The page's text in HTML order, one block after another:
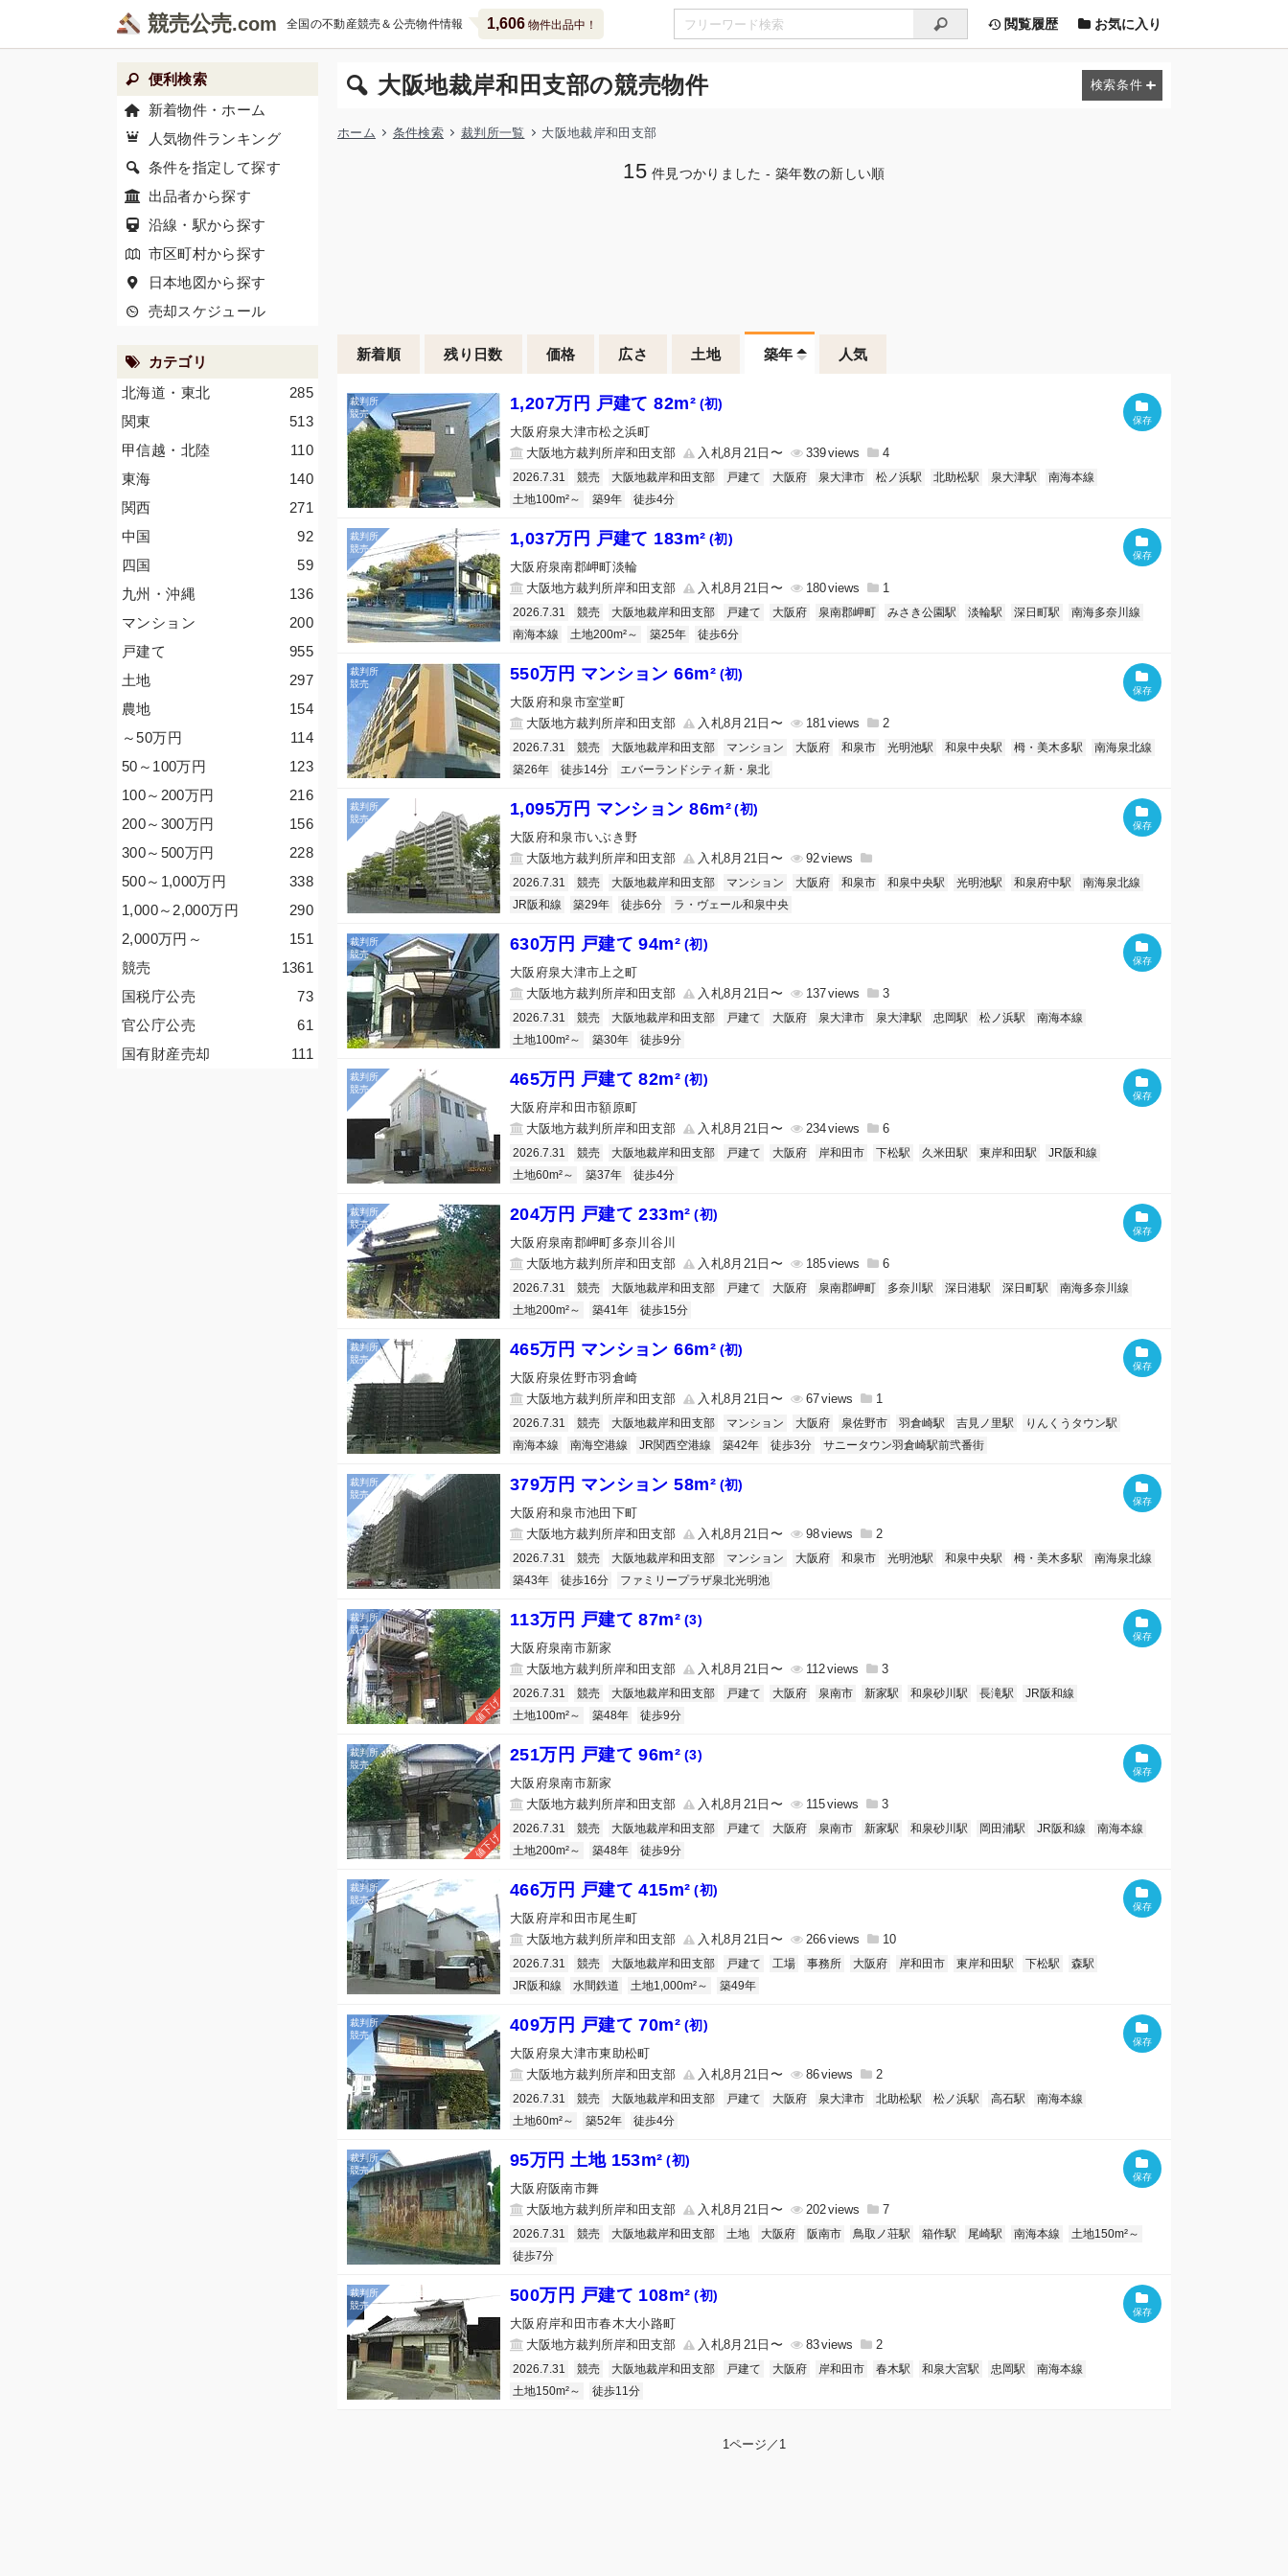
競売公売 全国の不動産競売＆公売物件情報 1,606物件出品中！ 閲覧履歴 お気に入り
大阪地裁岸和田支部の競売物件
ホーム 条件検索 裁判所一覧 大阪地裁岸和田支部
15 件見つかりました - 築年数の新しい順
新着順 残り日数 価格 広さ 土地 築年 人気
1,207万円 戸建て 82m² (初)
大阪府泉大津市松之浜町
大阪地方裁判所岸和田支部
入札8月21日〜 339 4
2026.7.31 競売 大阪地裁岸和田支部 戸建て 大阪府 泉大津市 松ノ浜駅 北助松駅 泉大津駅
南海本線
土地100m²～
築9年 徒歩4分
1,037万円 戸建て 183m² (初)
大阪府泉南郡岬町淡輪
大阪地方裁判所岸和田支部
入札8月21日〜 180 1
2026.7.31 競売 大阪地裁岸和田支部 戸建て 大阪府 泉南郡岬町 みさき公園駅 淡輪駅 深日町駅
南海多奈川線
南海本線
土地200m²～ 築25年 徒歩6分
550万円 マンション 66m² (初)
大阪府和泉市室堂町
大阪地方裁判所岸和田支部
入札8月21日〜 181 2
2026.7.31 競売 大阪地裁岸和田支部 マンション 大阪府 和泉市 光明池駅 和泉中央駅 栂・美木多駅
南海泉北線
築26年
徒歩14分 エバーランドシティ新・泉北
1,095万円 マンション 86m² (初)
大阪府和泉市いぶき野
大阪地方裁判所岸和田支部
入札8月21日〜 92
2026.7.31 競売 大阪地裁岸和田支部 マンション 大阪府 和泉市 和泉中央駅 光明池駅 和泉府中駅
南海泉北線
JR阪和線
築29年 徒歩6分 ラ・ヴェール和泉中央
630万円 戸建て 94m² (初)
大阪府泉大津市上之町
大阪地方裁判所岸和田支部
入札8月21日〜 137 3
2026.7.31 競売 大阪地裁岸和田支部 戸建て 大阪府 泉大津市 泉大津駅 忠岡駅 松ノ浜駅
南海本線
土地100m²～
築30年 徒歩9分
465万円 戸建て 82m² (初)
大阪府岸和田市額原町
大阪地方裁判所岸和田支部
入札8月21日〜 234 6
2026.7.31 競売 大阪地裁岸和田支部 戸建て 大阪府 岸和田市 下松駅 久米田駅 東岸和田駅
JR阪和線
土地60m²～
築37年 徒歩4分
204万円 戸建て 233m² (初)
大阪府泉南郡岬町多奈川谷川
大阪地方裁判所岸和田支部
入札8月21日〜 185 6
2026.7.31 競売 大阪地裁岸和田支部 戸建て 大阪府 泉南郡岬町 多奈川駅 深日港駅 深日町駅
南海多奈川線
土地200m²～
築41年 徒歩15分
465万円 マンション 66m² (初)
大阪府泉佐野市羽倉崎
大阪地方裁判所岸和田支部
入札8月21日〜 67 1
2026.7.31 競売 大阪地裁岸和田支部 マンション 大阪府 泉佐野市 羽倉崎駅 吉見ノ里駅
りんくうタウン駅
南海本線
南海空港線 JR関西空港線 築42年 徒歩3分 サニータウン羽倉崎駅前弐番街
379万円 マンション 58m² (初)
大阪府和泉市池田下町
大阪地方裁判所岸和田支部
入札8月21日〜 98 2
2026.7.31 競売 大阪地裁岸和田支部 マンション 大阪府 和泉市 光明池駅 和泉中央駅 栂・美木多駅
南海泉北線
築43年
徒歩16分 ファミリープラザ泉北光明池
値下げ
113万円 戸建て 87m² (3)
大阪府泉南市新家
大阪地方裁判所岸和田支部
入札8月21日〜 112 3
2026.7.31 競売 大阪地裁岸和田支部 戸建て 大阪府 泉南市 新家駅 和泉砂川駅 長滝駅
JR阪和線
土地100m²～
築48年 徒歩9分
値下げ
251万円 戸建て 96m² (3)
大阪府泉南市新家
大阪地方裁判所岸和田支部
入札8月21日〜 115 3
2026.7.31 競売 大阪地裁岸和田支部 戸建て 大阪府 泉南市 新家駅 和泉砂川駅 岡田浦駅 JR阪和線
南海本線
土地200m²～
築48年 徒歩9分
466万円 戸建て 415m² (初)
大阪府岸和田市尾生町
大阪地方裁判所岸和田支部
入札8月21日〜 266 10
2026.7.31 競売 大阪地裁岸和田支部 戸建て 工場 事務所 大阪府 岸和田市 東岸和田駅 下松駅
森駅
JR阪和線
水間鉄道 土地1,000m²～ 築49年
409万円 戸建て 70m² (初)
大阪府泉大津市東助松町
大阪地方裁判所岸和田支部
入札8月21日〜 86 2
2026.7.31 競売 大阪地裁岸和田支部 戸建て 大阪府 泉大津市 北助松駅 松ノ浜駅 高石駅
南海本線
土地60m²～
築52年 徒歩4分
95万円 土地 153m² (初)
大阪府阪南市舞
大阪地方裁判所岸和田支部
入札8月21日〜 202 7
2026.7.31 競売 大阪地裁岸和田支部 土地 大阪府 阪南市 鳥取ノ荘駅 箱作駅 尾崎駅 南海本線
土地150m²～
徒歩7分
500万円 戸建て 108m² (初)
大阪府岸和田市春木大小路町
大阪地方裁判所岸和田支部
入札8月21日〜 83 2
2026.7.31 競売 大阪地裁岸和田支部 戸建て 大阪府 岸和田市 春木駅 和泉大宮駅 忠岡駅
南海本線
土地150m²～
徒歩11分
1ページ／1
便利検索
新着物件・ホーム
人気物件ランキング
条件を指定して探す
出品者から探す
沿線・駅から探す
市区町村から探す
日本地図から探す
売却スケジュール
カテゴリ
285
北海道・東北
513
関東
110
甲信越・北陸
140
東海
271
関西
92
中国
59
四国
136
九州・沖縄
200
マンション
955
戸建て
297
土地
154
農地
114
～50万円
123
50～100万円
216
100～200万円
156
200～300万円
228
300～500万円
338
500～1,000万円
290
1,000～2,000万円
151
2,000万円 ～
1361
競売
73
国税庁公売
61
官公庁公売
111
国有財産売却